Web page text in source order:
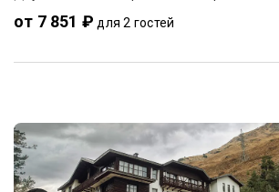
от 7 851 ₽ для 2 гостей